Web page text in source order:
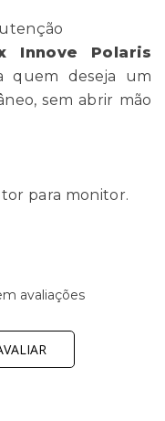
Innove Polaris
quem deseja um
sem abrir mão
para monitor.
avaliações